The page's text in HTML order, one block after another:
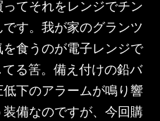
てそれをレンジでチン
す。我が家のグランツ
食うのが電子レンジで
る筈。備え付けの鉛バ
下のアラームが鳴り響
備なのですが、今回購